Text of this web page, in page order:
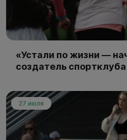
«Устали по жизни —
создатель
27 июля